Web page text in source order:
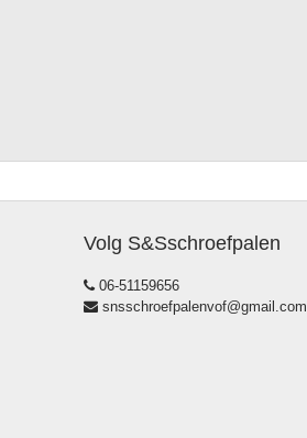
Volg S&Sschroefpalen
06-51159656
snsschroefpalenvof@gmail.com